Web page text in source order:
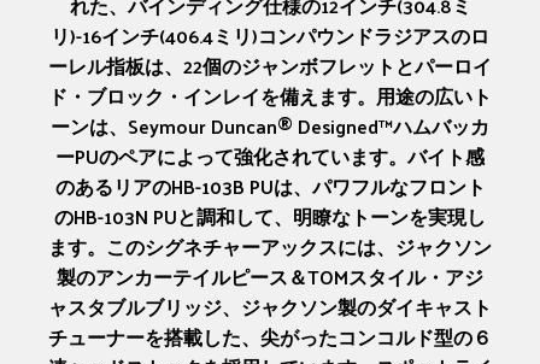
リ)-16インチ(406.4ミリ)コンパウンドラジアスのロ
ーレル指板は、22個のジャンボフレットとパーロイ
ド・ブロック・インレイを備えます。用途の広いト
ーンは、Seymour Duncan® Designed™ハムバッカ
ーPUのペアによって強化されています。バイト感
のあるリアのHB-103B PUは、パワフルなフロント
のHB-103N PUと調和して、明瞭なトーンを実現し
ます。このシグネチャーアックスには、ジャクソン
製のアンカーテイルピース＆TOMスタイル・アジ
ャスタブルブリッジ、ジャクソン製のダイキャスト
チューナーを搭載した、尖がったコンコルド型の６